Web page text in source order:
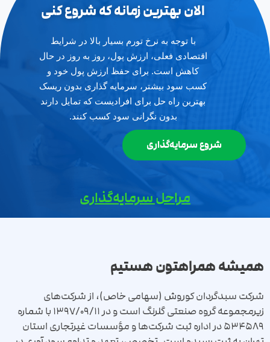
الان بهترین زمانه که شروع کنی
با توجه به نرخ تورم بسیار بالا در شرایط
اقتصادی فعلی، ارزش پول، روز به روز در حال
کاهش است. برای حفظ ارزش پول خود و
کسب سود بیشتر، سرمایه گذاری بدون ریسک
بهترین راه حل برای افرادیست که تمایل دارند
بدون نگرانی سود کسب کنند.
شروع سرمایه‌گذاری
مراحل سرمایه‌گذاری
همیشه همراهتون هستیم
شرکت سبدگردان کوروش (سهامی خاص)، از شرکت‌های
زیرمجموعه گروه صنعتی گلرنگ است و در 1397/09/11 با شماره
534589 در اداره ثبت شرکت‌ها و مؤسسات غیرتجاری استان